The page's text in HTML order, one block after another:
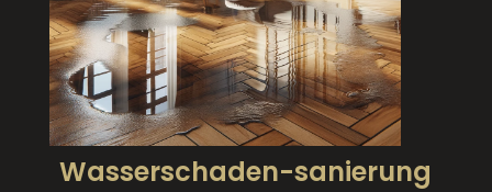
Wasserschaden-sanierung